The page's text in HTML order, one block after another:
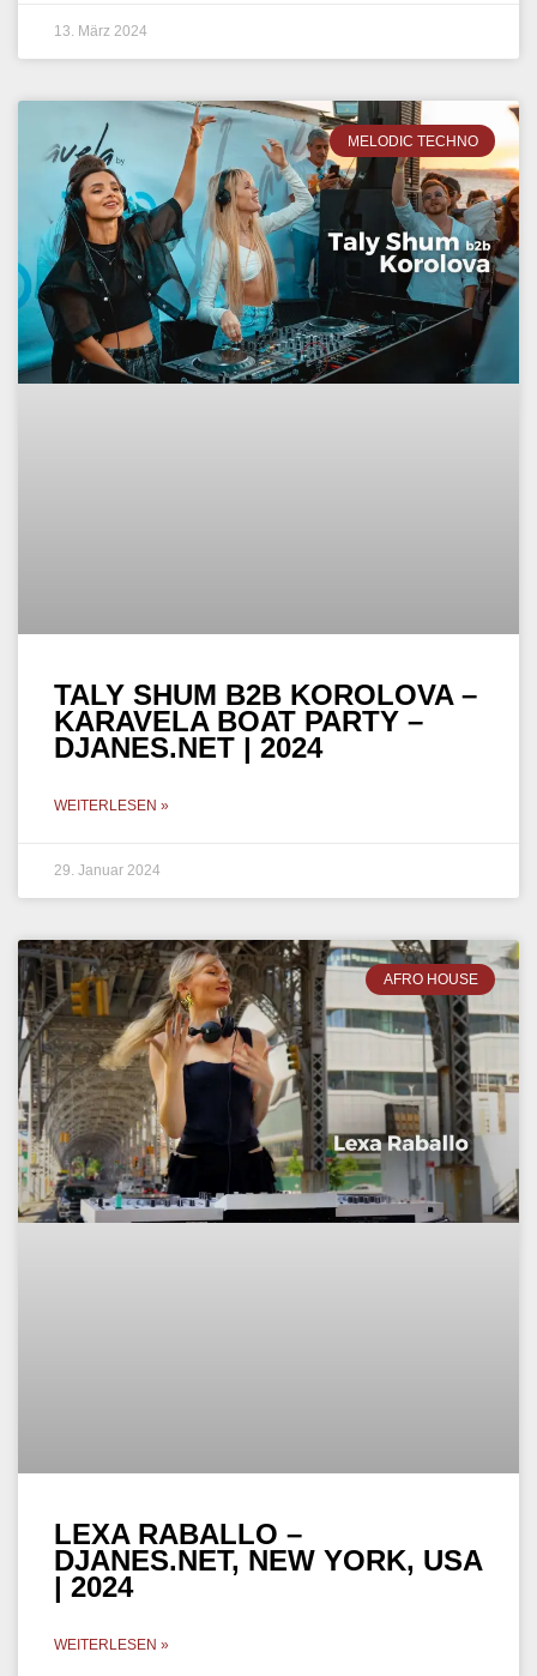
13. März 2024
MELODIC TECHNO
TALY SHUM B2B KOROLOVA –
KARAVELA BOAT PARTY –
DJANES.NET | 2024
WEITERLESEN »
29. Januar 2024
AFRO HOUSE
LEXA RABALLO –
DJANES.NET, NEW YORK, USA
| 2024
WEITERLESEN »